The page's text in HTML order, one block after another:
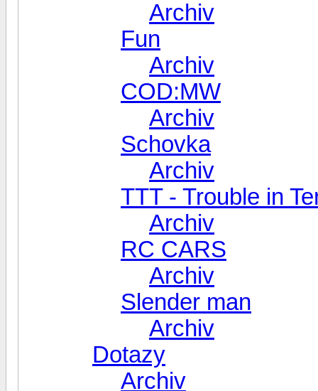
Archiv
Fun
Archiv
COD:MW
Archiv
Schovka
Archiv
TTT - Trouble in
Archiv
RC CARS
Archiv
Slender man
Archiv
Dotazy
Archiv